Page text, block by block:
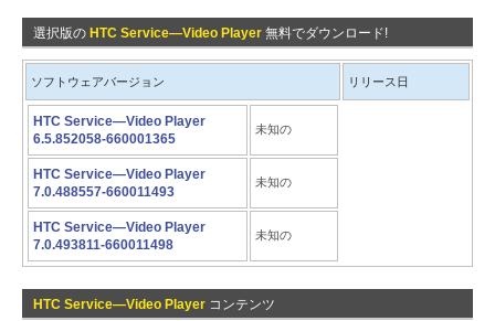
選択版の HTC Service—Video Player 無料でダウンロード!
ソフトウェアバージョン リリース日
HTC Service—Video Player
6.5.852058-660001365
未知の
HTC Service—Video Player
7.0.488557-660011493
未知の
HTC Service—Video Player
7.0.493811-660011498
未知の
HTC Service—Video Player コンテンツ